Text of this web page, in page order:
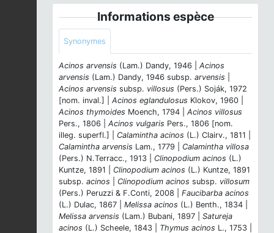
Informations espèce
Synonymes
Acinos arvensis (Lam.) Dandy, 1946 | Acinos
arvensis (Lam.) Dandy, 1946 subsp. arvensis
Acinos arvensis subsp. villosus (Pers.) Soják, 1972
[nom. inval.] | Acinos eglandulosus Klokov, 1960 |
Acinos thymoides Moench, 1794 | Acinos villosus
Pers., 1806 | Acinos vulgaris Pers., 1806 [nom.
illeg. superfl.] | Calamintha acinos (L.) Clairv., 1811 |
Calamintha arvensis Lam., 1779 | Calamintha villosa
(Pers.) N.Terracc., 1913 | Clinopodium acinos (L.)
Kuntze, 1891 | Clinopodium acinos (L.) Kuntze, 1891
subsp. acinos Clinopodium acinos subsp. villosum
(Pers.) Peruzzi & F.Conti, 2008 | Faucibarba acinos
(L.) Dulac, 1867 | Melissa acinos (L.) Benth., 1834 |
Melissa arvensis (Lam.) Bubani, 1897 | Satureja
acinos (L.) Scheele, 1843 | Thymus acinos L., 1753 |